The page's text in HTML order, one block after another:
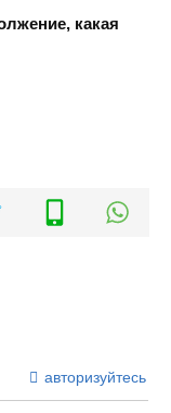
какая
авторизуйтесь